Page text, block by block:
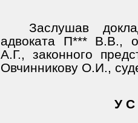
Заслушав
адвоката П*** В.В.,
А.Г., законного
Овчинникову О.И.,
У